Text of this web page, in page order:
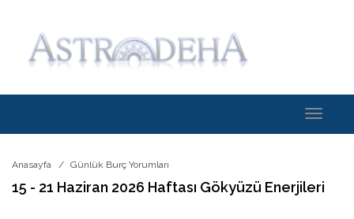
Toggle
Anasayfa Günlük Burç Yorumları
15 - 21 Haziran 2026 Haftası Gökyüzü Enerjileri